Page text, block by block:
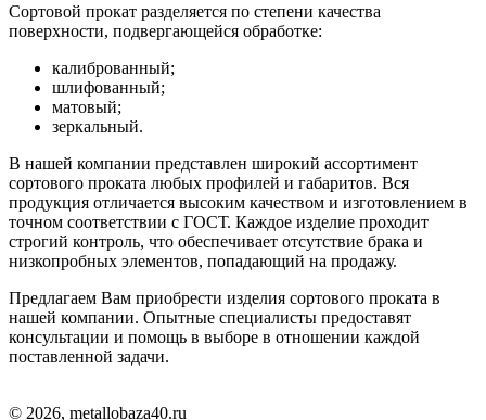
Сортовой прокат разделяется по степени качества
поверхности, подвергающейся обработке:
калиброванный;
шлифованный;
матовый;
зеркальный.
В нашей компании представлен широкий ассортимент
сортового проката любых профилей и габаритов. Вся
продукция отличается высоким качеством и изготовлением в
точном соответствии с ГОСТ. Каждое изделие проходит
строгий контроль, что обеспечивает отсутствие брака и
низкопробных элементов, попадающий на продажу.
Предлагаем Вам приобрести изделия сортового проката в
нашей компании. Опытные специалисты предоставят
консультации и помощь в выборе в отношении каждой
поставленной задачи.
© 2026, metallobaza40.ru